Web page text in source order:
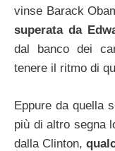
vinse Barack
superata da
dal banco dei
tenere il ritmo di
Eppure da quella
più di altro segna
dalla Clinton,